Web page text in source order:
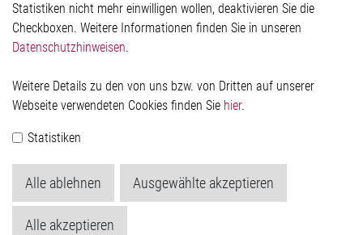
Elmos Semiconductor SE
Werkstättenstraße 18
Telefon: +49 (0) 2171 / 40 183-0
Handelsregister:
Köln HRB 123561
Statistiken nicht mehr einwilligen wollen, deaktivieren Sie die
Checkboxen. Weitere Informationen finden Sie in unseren
Datenschutzhinweisen.
Weitere Details zu den von uns bzw. von Dritten auf unserer
Webseite verwendeten Cookies finden Sie hier.
Statistiken
Alle ablehnen Ausgewählte akzeptieren
Alle akzeptieren